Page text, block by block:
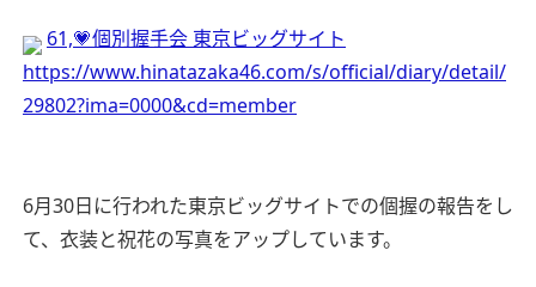
61,💗個別握手会 東京ビッグサイト
https://www.hinatazaka46.com/s/official/diary/detail/
29802?ima=0000&cd=member
6月30日に行われた東京ビッグサイトでの個握の報告をし
て、衣装と祝花の写真をアップしています。